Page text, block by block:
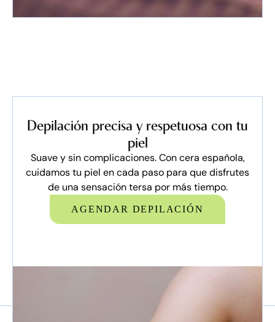
Depilación precisa y respetuosa con tu
piel
Suave y sin complicaciones. Con cera española,
cuidamos tu piel en cada paso para que disfrutes
de una sensación tersa por más tiempo.
AGENDAR DEPILACIÓN
AGENDAR DEPILACION